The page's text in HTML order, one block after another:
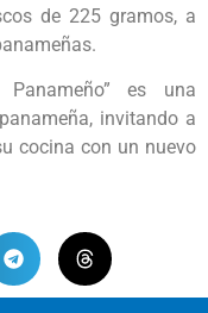
de 225 gramos, a
es una
invitando a
cocina con un nuevo